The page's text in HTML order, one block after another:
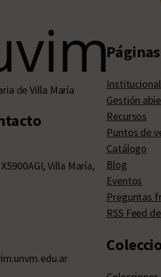
de Villa María
Villa María,
Institucional
Gestión
Recursos
Puntos de
Catálogo
Blog
Eventos
Preguntas
RSS Feed